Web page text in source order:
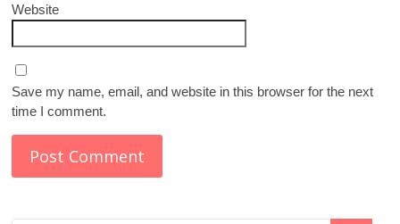
Website
Save my name, email, and website in this browser for the next
time I comment.